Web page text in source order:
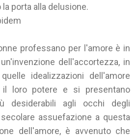
porta alla delusione.
professano per l'amore è in
dell'accortezza, in
idealizzazioni dell'amore
il loro potere e si presentano
desiderabili agli occhi degli
assuefazione a questa
dell'amore, è avvenuto che